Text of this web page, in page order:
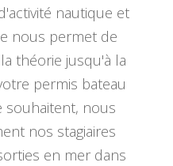
nautique et
nous permet de
théorie jusqu'à la
permis bateau
souhaitent, nous
nos stagiaires
en mer dans